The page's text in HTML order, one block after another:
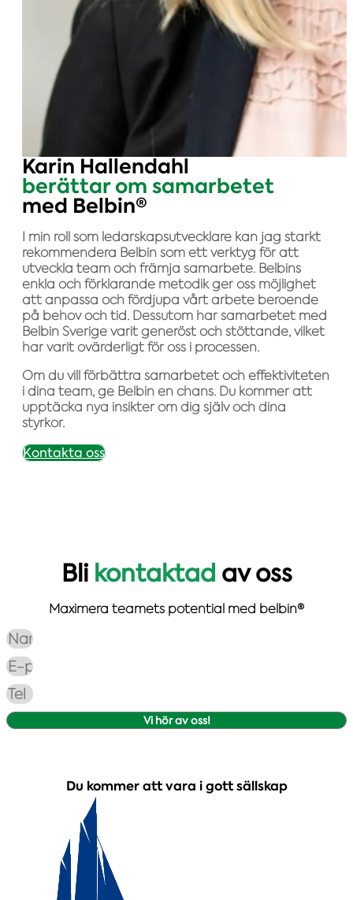
Karin Hallendahl
berättar om samarbetet
med Belbin®
I min roll som ledarskapsutvecklare kan jag starkt
rekommendera Belbin som ett verktyg för att
utveckla team och främja samarbete. Belbins
enkla och förklarande metodik ger oss möjlighet
att anpassa och fördjupa vårt arbete beroende
på behov och tid. Dessutom har samarbetet med
Belbin Sverige varit generöst och stöttande, vilket
har varit ovärderligt för oss i processen.
Om du vill förbättra samarbetet och effektiviteten
i dina team, ge Belbin en chans. Du kommer att
upptäcka nya insikter om dig själv och dina
styrkor.
Kontakta oss
Bli kontaktad av oss
Maximera teamets potential med belbin®
Vi hör av oss!
Du kommer att vara i gott sällskap